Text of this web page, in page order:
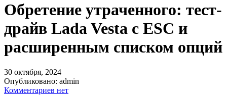
Обретение утраченного: тест-
драйв Lada Vesta с ESC и
расширенным списком опций
30 октября, 2024
Опубликовано: admin
Комментариев нет